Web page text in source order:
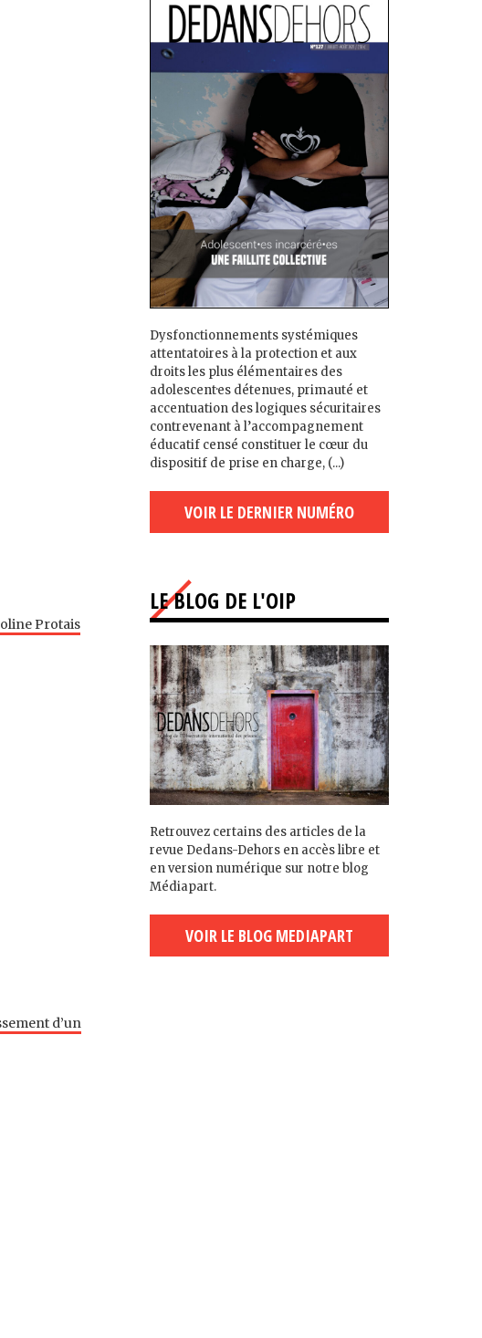
Protais
d’un
Dysfonctionnements systémiques
attentatoires à la protection et aux
droits les plus élémentaires des
adolescent·es détenu·es, primauté et
accentuation des logiques sécuritaires
contrevenant à l’accompagnement
éducatif censé constituer le cœur du
dispositif de prise en charge, (...)
VOIR LE DERNIER NUMÉRO
LE BLOG DE L'OIP
Retrouvez certains des articles de la
revue Dedans-Dehors en accès libre et
en version numérique sur notre blog
Médiapart.
VOIR LE BLOG MEDIAPART